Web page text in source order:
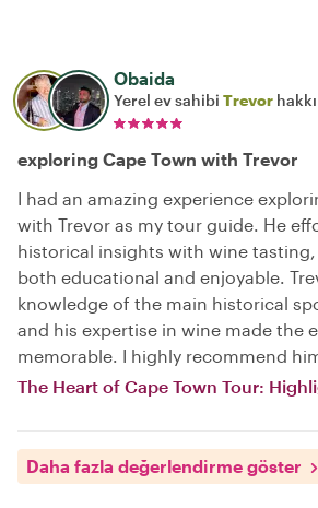
Obaida
Yerel ev sahibi Trevor
exploring Cape Town with Trevor
I had an amazing experience
with Trevor as my tour guide. He
historical insights with wine
both educational and enjoyable.
knowledge of the main historical
and his expertise in wine made the
memorable. I highly recommend
The Heart of Cape Town Tour:
Daha fazla değerlendirme göster